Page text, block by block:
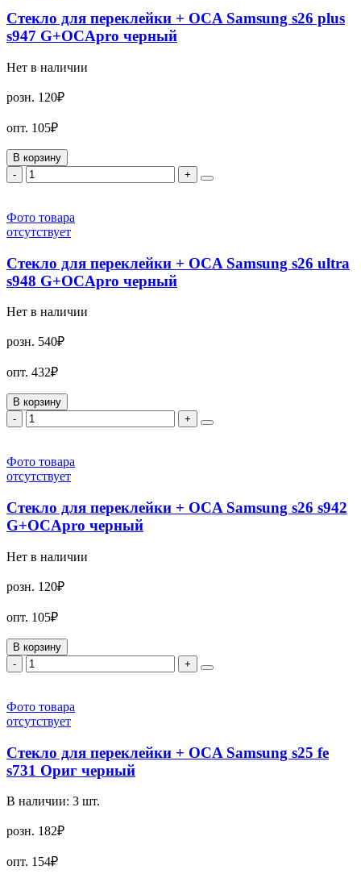
Стекло для переклейки + OCA Samsung s26 plus
s947 G+OCApro черный
Нет в наличии
розн. 120₽
опт. 105₽
В корзину
-
+
Фото товара
отсутствует
Стекло для переклейки + OCA Samsung s26 ultra
s948 G+OCApro черный
Нет в наличии
розн. 540₽
опт. 432₽
В корзину
-
+
Фото товара
отсутствует
Стекло для переклейки + OCA Samsung s26 s942
G+OCApro черный
Нет в наличии
розн. 120₽
опт. 105₽
В корзину
-
+
Фото товара
отсутствует
Стекло для переклейки + OCA Samsung s25 fe
s731 Ориг черный
В наличии: 3 шт.
розн. 182₽
опт. 154₽